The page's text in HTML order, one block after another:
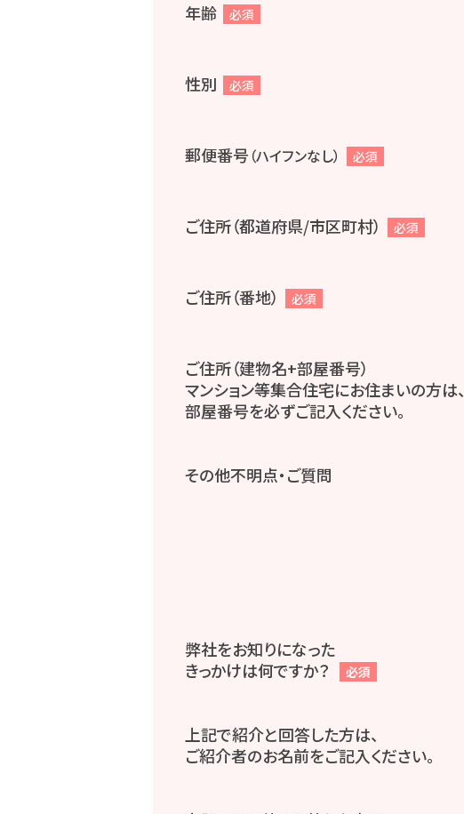
年齢 必須
性別 必須
郵便番号 （ハイフンなし） 必須
ご住所（都道府県/市区町村） 必須
ご住所（番地） 必須
ご住所（建物名+部屋番号）
マンション等集合住宅にお住まいの方は、
部屋番号を必ずご記入ください。
その他不明点・ご質問
弊社をお知りになった
きっかけは何ですか？
必須
上記で紹介と回答した方は、
ご紹介者のお名前をご記入ください。